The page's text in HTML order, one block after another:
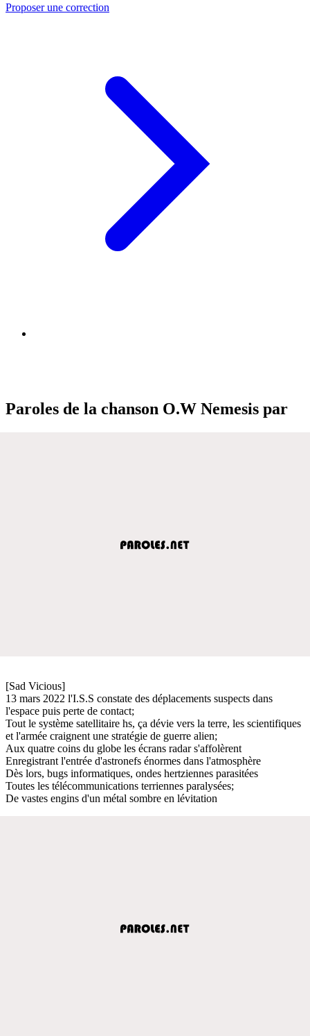
Proposer une correction
Paroles de la chanson O.W Nemesis par
[Sad Vicious]
13 mars 2022 l'I.S.S constate des déplacements suspects dans
l'espace puis perte de contact;
Tout le système satellitaire hs, ça dévie vers la terre, les scientifiques
et l'armée craignent une stratégie de guerre alien;
Aux quatre coins du globe les écrans radar s'affolèrent
Enregistrant l'entrée d'astronefs énormes dans l'atmosphère
Dès lors, bugs informatiques, ondes hertziennes parasitées
Toutes les télécommunications terriennes paralysées;
De vastes engins d'un métal sombre en lévitation